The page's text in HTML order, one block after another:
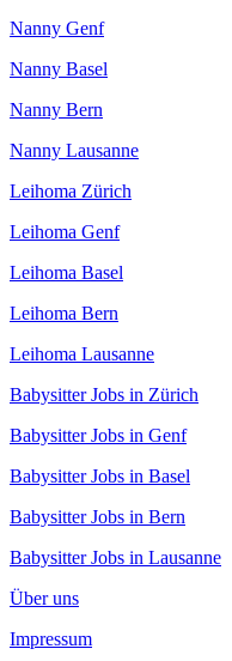
Nanny Genf
Nanny Basel
Nanny Bern
Nanny Lausanne
Leihoma Zürich
Leihoma Genf
Leihoma Basel
Leihoma Bern
Leihoma Lausanne
Babysitter Jobs in Zürich
Babysitter Jobs in Genf
Babysitter Jobs in Basel
Babysitter Jobs in Bern
Babysitter Jobs in Lausanne
Über uns
Impressum